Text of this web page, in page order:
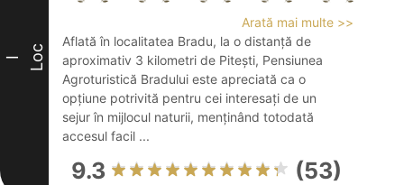
I Loc
Arată mai multe >>
Aflată în localitatea Bradu, la o distanță de
aproximativ 3 kilometri de Pitești, Pensiunea
Agroturistică Bradului este apreciată ca o
opțiune potrivită pentru cei interesați de un
sejur în mijlocul naturii, menținând totodată
accesul facil ...
9.3 (53)